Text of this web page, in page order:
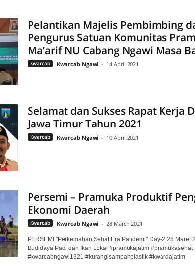
Pelantikan Majelis Pembimbing
Pengurus Satuan Komunitas
Ma’arif NU Cabang Ngawi Masa
Kwarcab Kwarcab Ngawi - 14 April 2021
Selamat dan Sukses Rapat Kerja
Jawa Timur Tahun 2021
Kwarcab Kwarcab Ngawi - 10 April 2021
Persemi – Pramuka Produktif
Ekonomi Daerah
Kwarcab Kwarcab Ngawi - 28 March 2021
PERSEMI "Perkemahan Sehat Era Pandemi" Day-2 28 Maret
Budidaya Padi dan Ikan Lokal #pramukajatim #pramukasehat
#kwarcabngawi1321 #kurangisampahplastik #kwardajatim